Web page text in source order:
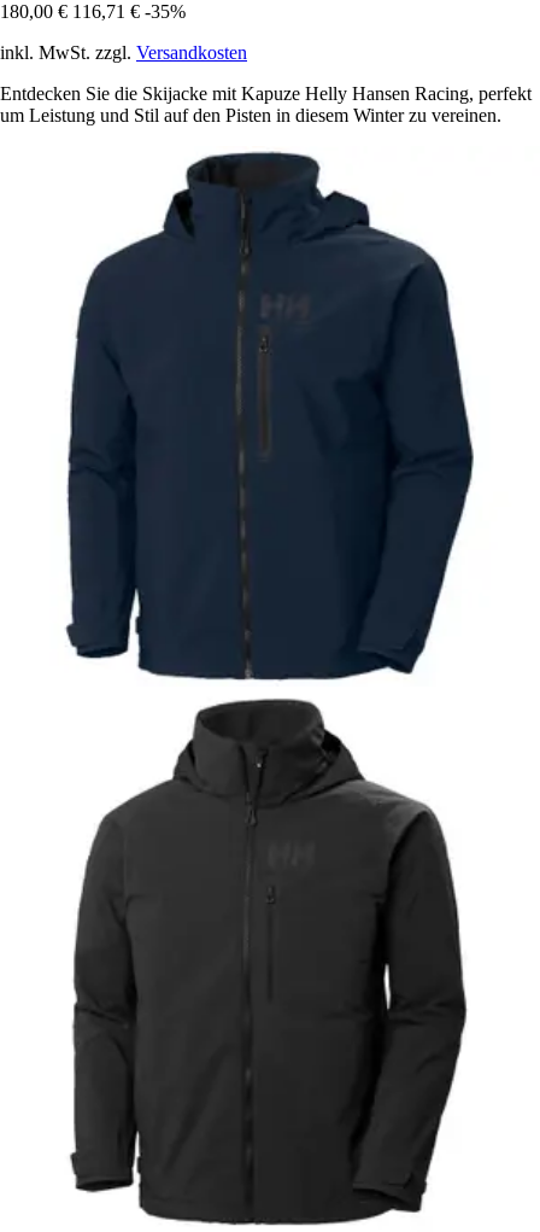
180,00 € 116,71 € -35%
inkl. MwSt. zzgl. Versandkosten
Entdecken Sie die Skijacke mit Kapuze Helly Hansen Racing, perfekt
um Leistung und Stil auf den Pisten in diesem Winter zu vereinen.